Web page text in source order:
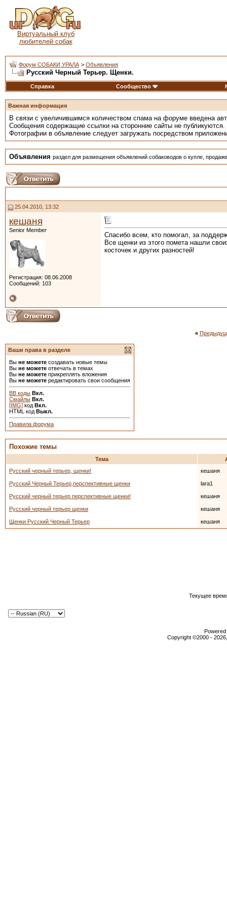
Виртуальный клуб
любителей собак
Форум СОБАКИ УРАЛА > Объявления
Русский Черный Терьер. Щенки.
Справка Сообщество
Важная информация
В связи с увеличившимся количеством спама на форуме введена
Сообщения содержащие ссылки на сторонние сайты не публикуются.
Фотографии в объявление следует загружать посредством
Объявления раздел для размещения объявлений собаководов о купле,
25.04.2010, 13:32
кешаня
Senior Member
Регистрация: 08.06.2008
Сообщений: 103
Спасибо всем, кто помогал, за
Все щенки из этого помета нашли
косточек и других разностей!
«
Ваши права в разделе
Вы не можете создавать новые темы
Вы не можете отвечать в темах
Вы не можете прикреплять вложения
Вы не можете редактировать свои сообщения
BB коды Вкл.
Смайлы Вкл.
[IMG] код Вкл.
HTML код Выкл.
Правила форума
Похожие темы
Тема
Русский черный терьер, щенки!
кешаня
Русский Черный Терьер,перспективные щенки lara1
Русский черный терьер перспективные щенки! кешаня
Русский черный терьер щенки кешаня
Щенки Русский Черный Терьер кешаня
Текущее
Copyright ©2000 -